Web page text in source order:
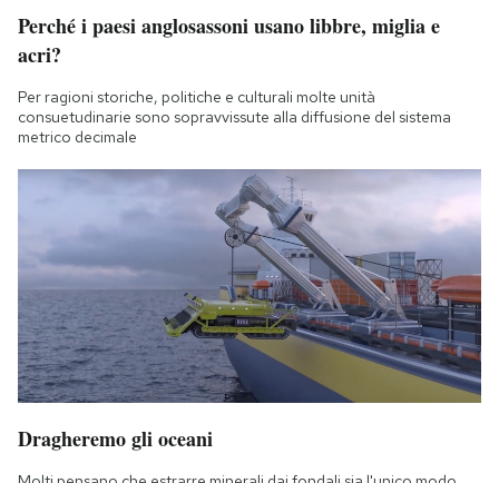
Perché i paesi anglosassoni usano libbre, miglia e
acri?
Per ragioni storiche, politiche e culturali molte unità
consuetudinarie sono sopravvissute alla diffusione del sistema
metrico decimale
Dragheremo gli oceani